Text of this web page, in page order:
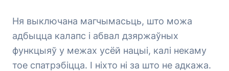
Ня выключана магчымасьць, што можа
адбыцца калапс і абвал дзяржаўных
функцыяў у межах усёй нацыі, калі некаму
тое спатрэбіцца. І ніхто ні за што не адкажа.